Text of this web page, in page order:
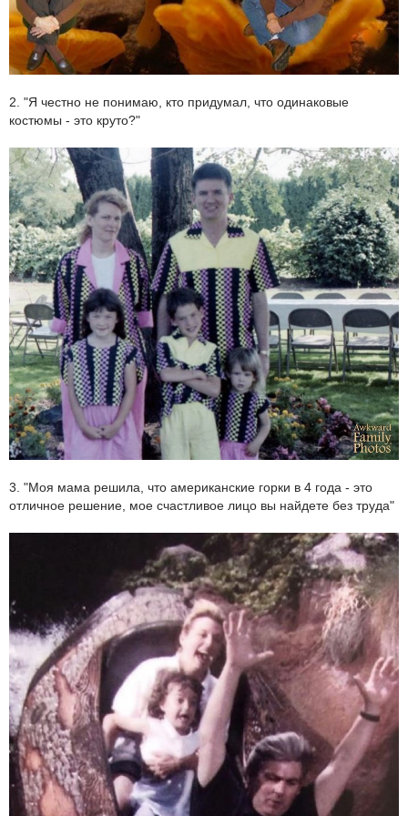
2. "Я честно не понимаю, кто придумал, что одинаковые
костюмы - это круто?"
3. "Моя мама решила, что американские горки в 4 года - это
отличное решение, мое счастливое лицо вы найдете без труда"